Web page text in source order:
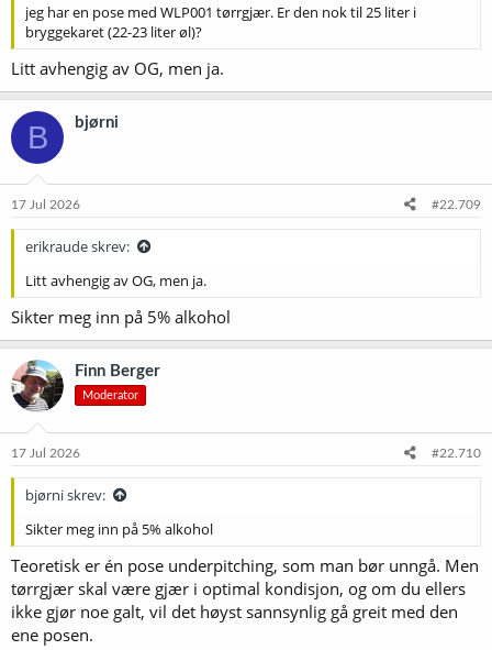
jeg har en pose med WLP001 tørrgjær. Er den nok til 25 liter i
bryggekaret (22-23 liter øl)?
Litt avhengig av OG, men ja.
B bjørni
17 Jul 2026 #22.709
erikraude skrev:
Litt avhengig av OG, men ja.
Sikter meg inn på 5% alkohol
Finn Berger
Moderator
17 Jul 2026 #22.710
bjørni skrev:
Sikter meg inn på 5% alkohol
Teoretisk er én pose underpitching, som man bør unngå. Men
tørrgjær skal være gjær i optimal kondisjon, og om du ellers
ikke gjør noe galt, vil det høyst sannsynlig gå greit med den
ene posen.